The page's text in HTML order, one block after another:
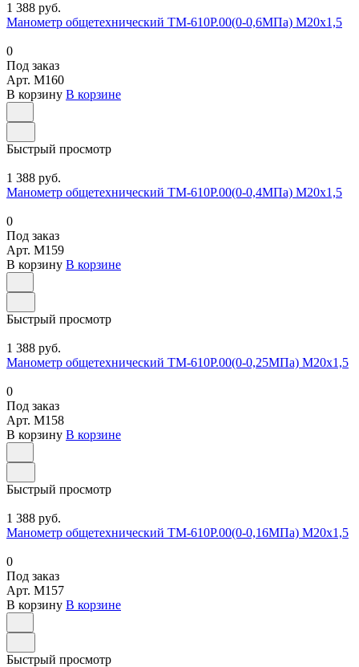
1 388 руб.
Манометр общетехнический ТМ-610Р.00(0-0,6МПа) М20х1,5
0
Под заказ
Арт. M160
В корзину В корзине
Быстрый просмотр
1 388 руб.
Манометр общетехнический ТМ-610Р.00(0-0,4МПа) М20х1,5
0
Под заказ
Арт. M159
В корзину В корзине
Быстрый просмотр
1 388 руб.
Манометр общетехнический ТМ-610Р.00(0-0,25МПа) М20х1,5
0
Под заказ
Арт. M158
В корзину В корзине
Быстрый просмотр
1 388 руб.
Манометр общетехнический ТМ-610Р.00(0-0,16МПа) М20х1,5
0
Под заказ
Арт. M157
В корзину В корзине
Быстрый просмотр